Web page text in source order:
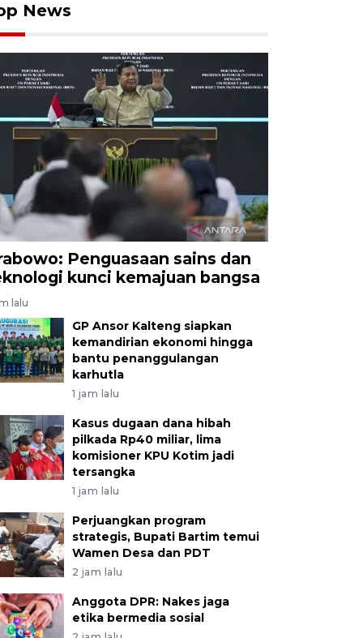
News
Penguasaan sains dan
kunci kemajuan bangsa
lalu
GP Ansor Kalteng siapkan
kemandirian ekonomi hingga
bantu penanggulangan
karhutla
1 jam lalu
Kasus dugaan dana hibah
pilkada Rp40 miliar, lima
komisioner KPU Kotim jadi
tersangka
1 jam lalu
Perjuangkan program
strategis, Bupati Bartim temui
Wamen Desa dan PDT
2 jam lalu
Anggota DPR: Nakes jaga
etika bermedia sosial